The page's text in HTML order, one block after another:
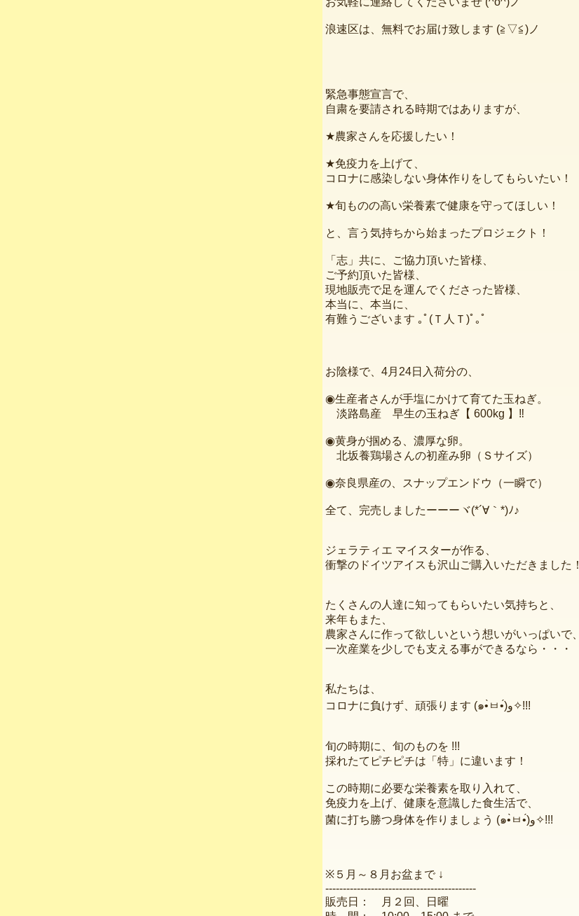
浪速区は、無料でお届け致します (≧▽≦)ノ
緊急事態宣言で、
自粛を要請される時期ではありますが、
★農家さんを応援したい！
★免疫力を上げて、
コロナに感染しない身体作りをしてもらいたい！
★旬ものの高い栄養素で健康を守ってほしい！
と、言う気持ちから始まったプロジェクト！
「志」共に、ご協力頂いた皆様、
ご予約頂いた皆様、
現地販売で足を運んでくださった皆様、
本当に、本当に、
有難うございます ｡ﾟ(Ｔ人Ｔ)ﾟ｡ﾟ
お陰様で、4月24日入荷分の、
◉生産者さんが手塩にかけて育てた玉ねぎ。
淡路島産 早生の玉ねぎ【 600kg 】‼️
◉黄身が掴める、濃厚な卵。
北坂養鶏場さんの初産み卵（Ｓサイズ）
◉奈良県産の、スナップエンドウ（一瞬で）
全て、完売しましたーーーヾ(*´∀｀*)ﾉ♪
ジェラティエ マイスターが作る、
衝撃のドイツアイスも沢山ご購入いただきました！
たくさんの人達に知ってもらいたい気持ちと、
来年もまた、
農家さんに作って欲しいという想いがいっぱいで、
一次産業を少しでも支える事ができるなら・・・
私たちは、
コロナに負けず、頑張ります (๑•̀ㅂ•́)و✧!!!
旬の時期に、旬のものを !!!
採れたてピチピチは「特」に違います！
この時期に必要な栄養素を取り入れて、
免疫力を上げ、健康を意識した食生活で、
菌に打ち勝つ身体を作りましょう (๑•̀ㅂ•́)و✧!!!
※５月～８月お盆まで ↓
-------------------------------------------
販売日： 月２回、日曜